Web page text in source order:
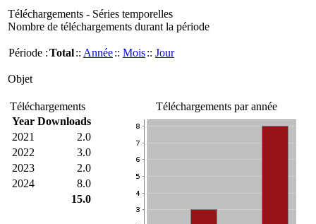
Téléchargements - Séries temporelles
Nombre de téléchargements durant la période
Période :Total:: Année:: Mois:: Jour
Objet
Téléchargements
Year Downloads
2021
2.0
2022
3.0
2023
2.0
2024
8.0
15.0
Téléchargements par année